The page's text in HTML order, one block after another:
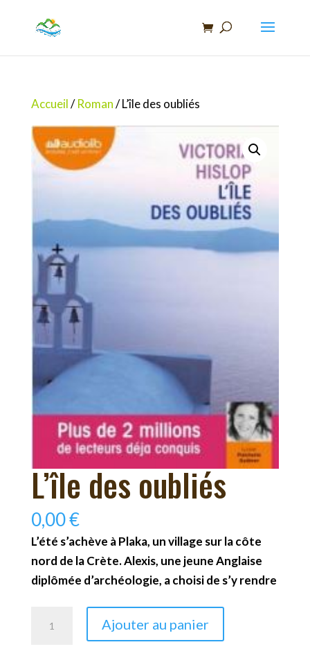
Accueil/Roman/ L’île des oubliés
L’île des oubliés
0,00€
L’été s’achève à Plaka, un village sur la côte
nord de la Crète. Alexis, une jeune Anglaise
diplômée d’archéologie, a choisi de s’y rendre
Ajouter au panier